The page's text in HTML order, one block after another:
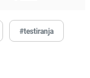
#testiranja